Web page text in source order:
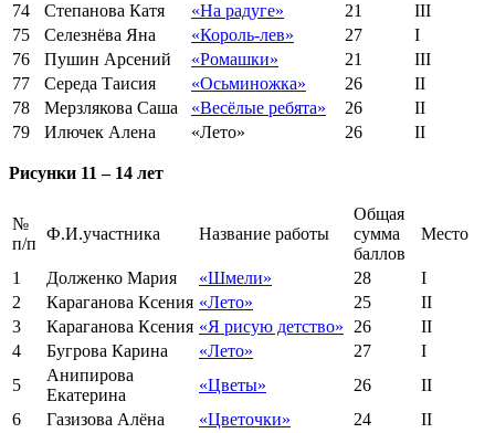
74
Степанова Катя «На радуге» 21
III
75
Селезнёва Яна «Король-лев» 27
I
76
Пушин Арсений «Ромашки» 21
III
77
Середа Таисия «Осьминожка» 26
II
78
Мерзлякова Саша «Весёлые ребята» 26
II
79
Илючек Алена «Лето» 26 II
Рисунки 11 – 14 лет
№
п/п
Ф.И.участника Название работы
Общая
сумма
баллов
Место
1 Долженко Мария «Шмели» 28
I
2
Караганова Ксения «Лето» 25
II
3
Караганова Ксения «Я рисую детство» 26
II
4
Бугрова Карина «Лето» 27
I
5
Анипирова
Екатерина
«Цветы» 26
II
6
Газизова Алёна «Цветочки» 24
II